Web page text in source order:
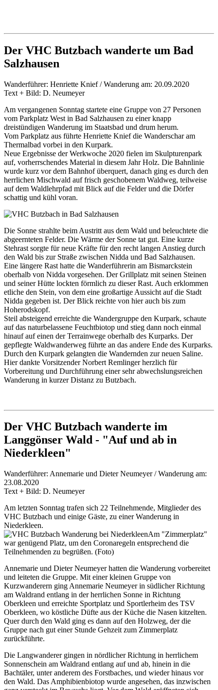
Der VHC Butzbach wanderte um Bad
Salzhausen
Wanderführer: Henriette Knief / Wanderung am: 20.09.2020
Text + Bild: D. Neumeyer
Am vergangenen Sonntag startete eine Gruppe von 27 Personen
vom Parkplatz West in Bad Salzhausen zu einer knapp
dreistündigen Wanderung im Staatsbad und drum herum.
Vom Parkplatz aus führte Henriette Knief die Wanderschar am
Thermalbad vorbei in den Kurpark.
Neue Ergebnisse der Werkwoche 2020 fielen im Skulpturenpark
auf, vorherrschendes Material in diesem Jahr Holz. Die Bahnlinie
wurde kurz vor dem Bahnhof überquert, danach ging es durch den
herrlichen Mischwald auf frisch geschobenem Waldweg, teilweise
auf dem Waldlehrpfad mit Blick auf die Felder und die Dörfer
schattig und kühl voran.
Die Sonne strahlte beim Austritt aus dem Wald und beleuchtete die
abgeernteten Felder. Die Wärme der Sonne tat gut. Eine kurze
Stehrast sorgte für neue Kräfte für den recht langen Anstieg durch
den Wald bis zur Straße zwischen Nidda und Bad Salzhausen.
Eine längere Rast hatte die Wanderführerin am Bismarckstein
oberhalb von Nidda vorgesehen. Der Grillplatz mit seinen Steinen
und seiner Hütte lockten förmlich zu dieser Rast. Auch erklommen
etliche den Stein, von dem eine großartige Aussicht auf die Stadt
Nidda gegeben ist. Der Blick reichte von hier auch bis zum
Hoherodskopf.
Steil absteigend erreichte die Wandergruppe den Kurpark, schaute
auf das naturbelassene Feuchtbiotop und stieg dann noch einmal
hinauf auf einen der Terrainwege oberhalb des Kurparks. Der
gepflegte Waldwanderweg führte an das andere Ende des Kurparks.
Durch den Kurpark gelangten die Wandernden zur neuen Saline.
Hier dankte Vorsitzender Norbert Remlinger herzlich für
Vorbereitung und Durchführung einer sehr abwechslungsreichen
Wanderung in kurzer Distanz zu Butzbach.
Der VHC Butzbach wanderte im
Langgönser Wald - "Auf und ab in
Niederkleen"
Wanderführer: Annemarie und Dieter Neumeyer / Wanderung am:
23.08.2020
Text + Bild: D. Neumeyer
Am letzten Sonntag trafen sich 22 Teilnehmende, Mitglieder des
VHC Butzbach und einige Gäste, zu einer Wanderung in
Niederkleen.
Am "Zimmerplatz"
war genügend Platz, um den Coronaregeln entsprechend die
Teilnehmenden zu begrüßen. (Foto)
Annemarie und Dieter Neumeyer hatten die Wanderung vorbereitet
und leiteten die Gruppe. Mit einer kleinen Gruppe von
Kurzwanderern ging Annemarie Neumeyer in südlicher Richtung
am Waldrand entlang in der herrlichen Sonne in Richtung
Oberkleen und erreichte Sportplatz und Sportlerheim des TSV
Oberkleen, wo köstliche Düfte aus der Küche die Nasen kitzelten.
Quer durch den Wald ging es dann auf den Holzweg, der die
Gruppe nach gut einer Stunde Gehzeit zum Zimmerplatz
zurückführte.
Die Langwanderer gingen in nördlicher Richtung in herrlichem
Sonnenschein am Waldrand entlang auf und ab, hinein in die
Bachtäler, unter anderem des Forstbaches, und wieder hinaus vor
den Wald. Das Amphibienbiotop wurde angesehen, das inzwischen